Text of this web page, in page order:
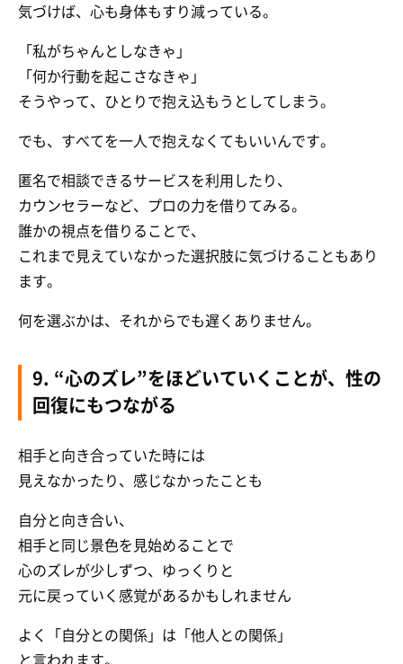
気づけば、心も身体もすり減っている。
「私がちゃんとしなきゃ」
「何か行動を起こさなきゃ」
そうやって、ひとりで抱え込もうとしてしまう。
でも、すべてを一人で抱えなくてもいいんです。
匿名で相談できるサービスを利用したり、
カウンセラーなど、プロの力を借りてみる。
誰かの視点を借りることで、
これまで見えていなかった選択肢に気づけることもあり
ます。
何を選ぶかは、それからでも遅くありません。
9. “心のズレ”をほどいていくことが、性の
回復にもつながる
相手と向き合っていた時には
見えなかったり、感じなかったことも
自分と向き合い、
相手と同じ景色を見始めることで
心のズレが少しずつ、ゆっくりと
元に戻っていく感覚があるかもしれません
よく「自分との関係」は「他人との関係」
と言われます。